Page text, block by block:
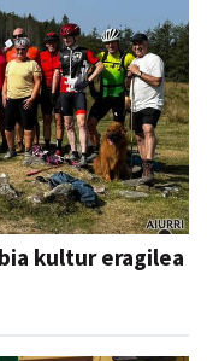
kultur eragilea